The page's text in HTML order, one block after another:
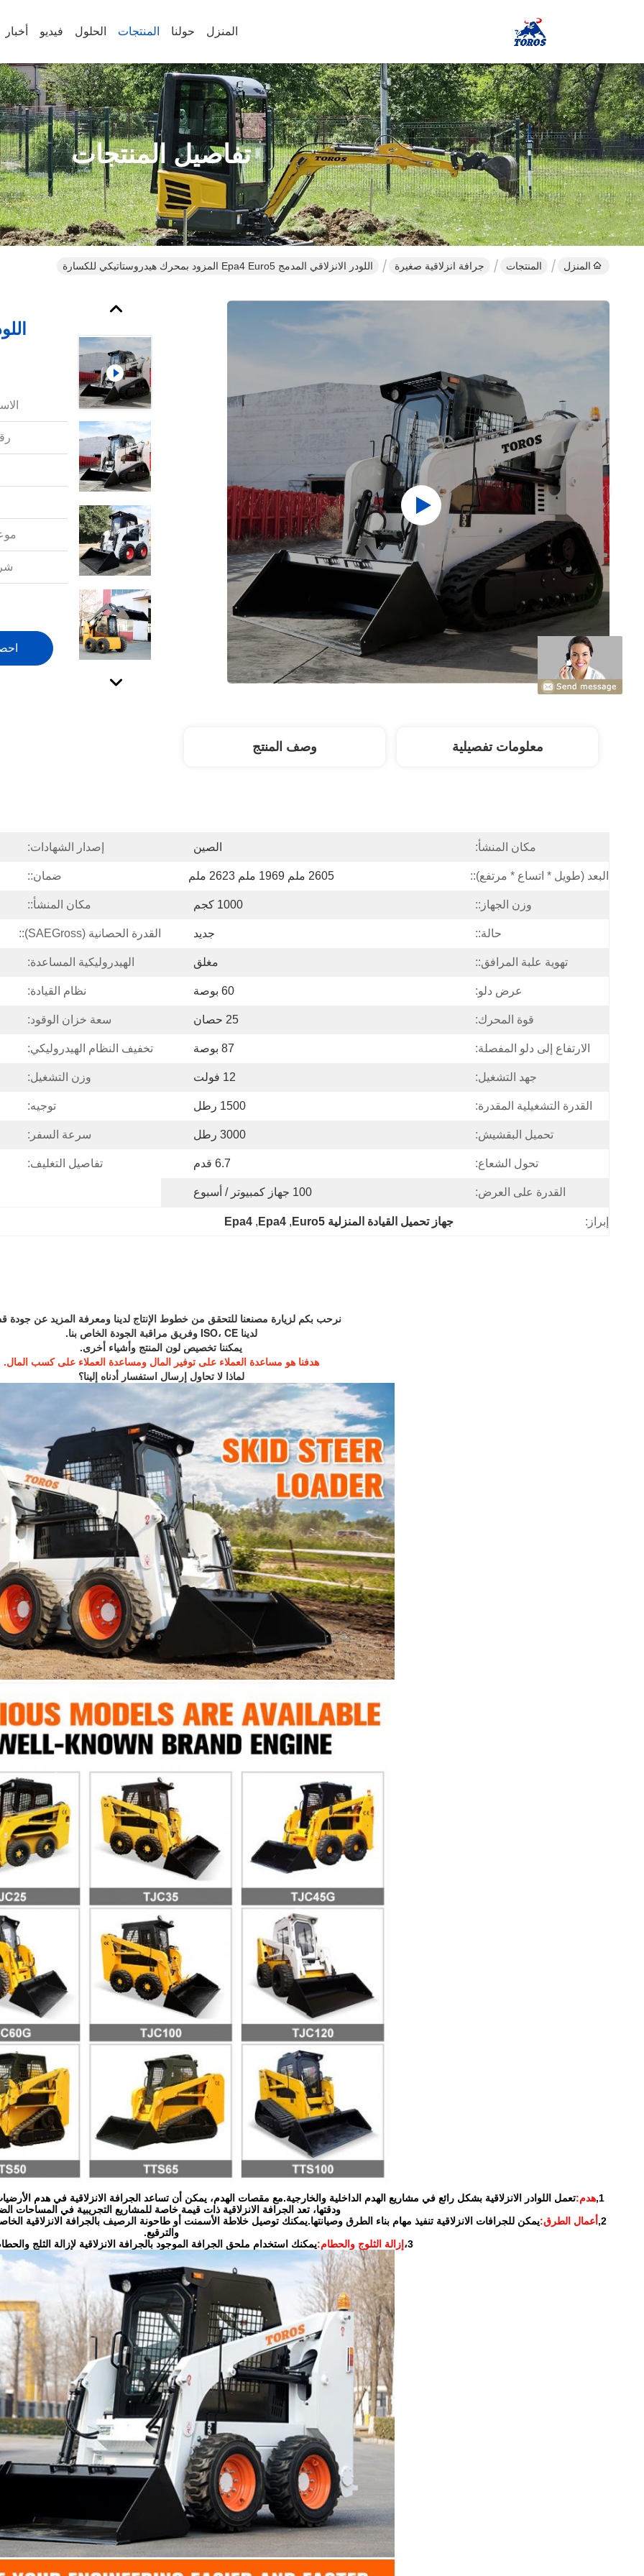
المنزل حولنا المنتجات الحلول فيديو أخبار
تفاصيل المنتجات
المنزل المنتجات جرافة انزلاقية صغيرة اللودر الانزلاقي المدمج Epa4 Euro5 المزود بمحرك هيدروستاتيكي للكسارة
معلومات تفصيلية وصف المنتج
مكان المنشأ: الصين إصدار الشهادات:
البعد (طويل * اتساع * مرتفع):: 2605 ملم 1969 ملم 2623 ملم ضمان::
وزن الجهاز:: 1000 كجم مكان المنشأ::
حالة:: جديد القدرة الحصانية (SAEGross)::
تهوية علبة المرافق:: مغلق الهيدروليكية المساعدة:
عرض دلو: 60 بوصة نظام القيادة:
قوة المحرك: 25 حصان سعة خزان الوقود:
الارتفاع إلى دلو المفصلة: 87 بوصة تخفيف النظام الهيدروليكي:
جهد التشغيل: 12 فولت وزن التشغيل:
القدرة التشغيلية المقدرة: 1500 رطل توجيه:
تحميل البقشيش: 3000 رطل سرعة السفر:
تحول الشعاع: 6.7 قدم تفاصيل التغليف:
القدرة على العرض: 100 جهاز كمبيوتر / أسبوع
إبراز: جهاز تحميل القيادة المنزلية Euro5 ,
Epa4
,
Epa4
نرحب بكم لزيارة مصنعنا للتحقق من خطوط الإنتاج لدينا ومعرفة المزيد عن جودة
لدينا ISO، CE وفريق مراقبة الجودة الخاص بنا.
يمكننا تخصيص لون المنتج وأشياء أخرى.
هدفنا هو مساعدة العملاء على توفير المال ومساعدة العملاء على كسب المال.
لماذا لا تحاول إرسال استفسار أدناه إلينا؟
1, هدم:تعمل اللوادر الانزلاقية بشكل رائع في مشاريع الهدم الداخلية والخارجية.مع مقصات الهدم، يمكن أن تساعد الجرافة الانزلاقية في هدم
ودقتها، تعد الجرافة الانزلاقية ذات قيمة خاصة للمشاريع التجريبية في المساحات
2, أعمال الطرق:يمكن للجرافات الانزلاقية تنفيذ مهام بناء الطرق وصيانتها.يمكنك توصيل خلاطة الأسمنت أو طاحونة الرصيف بالجرافة الانزلاقية
والترقيع.
3، إزالة الثلوج والحطام:يمكنك استخدام ملحق الجرافة الموجود بالجرافة الانزلاقية لإزالة الثلج